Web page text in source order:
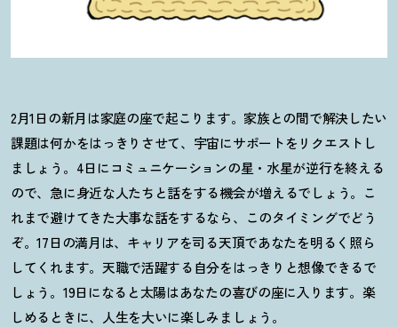
2月1日の新月は家庭の座で起こります。家族との間で解決したい
課題は何かをはっきりさせて、宇宙にサポートをリクエストし
ましょう。4日にコミュニケーションの星・水星が逆行を終える
ので、急に身近な人たちと話をする機会が増えるでしょう。こ
れまで避けてきた大事な話をするなら、このタイミングでどう
ぞ。17日の満月は、キャリアを司る天頂であなたを明るく照ら
してくれます。天職で活躍する自分をはっきりと想像できるで
しょう。19日になると太陽はあなたの喜びの座に入ります。楽
しめるときに、人生を大いに楽しみましょう。